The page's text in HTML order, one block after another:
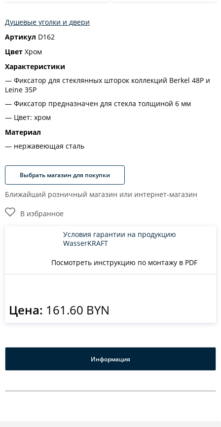
Душевые уголки и двери
Артикул D162
Цвет Хром
Характеристики
Фиксатор для стеклянных шторок коллекций Berkel 48P и
Leine 35P
Фиксатор предназначен для стекла толщиной 6 мм
Цвет: хром
Материал
нержавеющая сталь
Выбрать магазин для покупки
Ближайший розничный магазин или интернет-магазин
В избранное
Посмотреть инструкцию по монтажу в PDF
Условия гарантии на продукцию
WasserKRAFT
Цена: 161.60 BYN
Информация